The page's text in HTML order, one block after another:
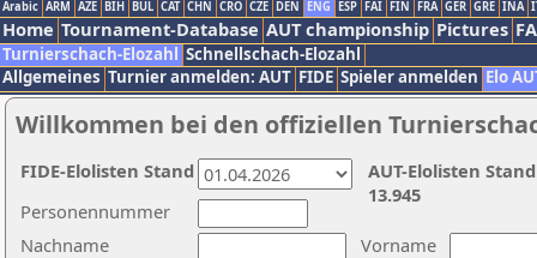
Arabic ARM AZE BIH BUL CAT CHN CRO CZE DEN ENG ESP FAI FIN FRA GER GRE INA
Home Tournament-Database AUT championship Pictures
Turnierschach-Elozahl Schnellschach-Elozahl
Allgemeines Turnier anmelden: AUT FIDE Spieler anmelden Elo
Willkommen bei den offiziellen
Nachname
Vorname
Personennummer
AUT-Elolisten
13.945
FIDE-Elolisten Stand